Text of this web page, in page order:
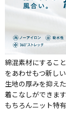
綿混素材にするこ
をあわせもつ新し
生地の厚みを抑え
着こなしができます
もちろんニット特